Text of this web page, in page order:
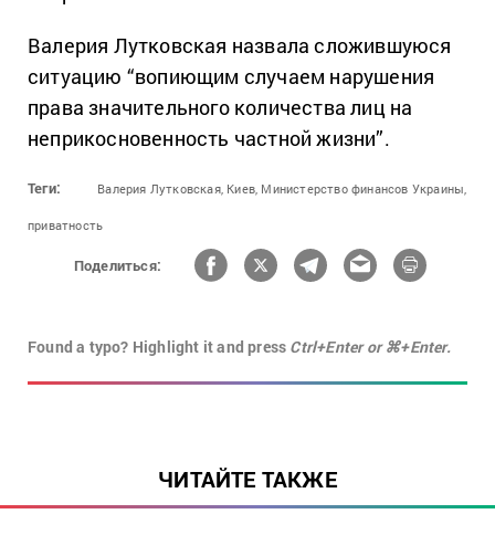
Валерия Лутковская назвала сложившуюся
ситуацию “вопиющим случаем нарушения
права значительного количества лиц на
неприкосновенность частной жизни”.
Теги: Валерия Лутковская, Киев, Министерство финансов Украины,
приватность
Поделиться:
Found a typo? Highlight it and press Ctrl+Enter or ⌘+Enter.
ЧИТАЙТЕ ТАКЖЕ